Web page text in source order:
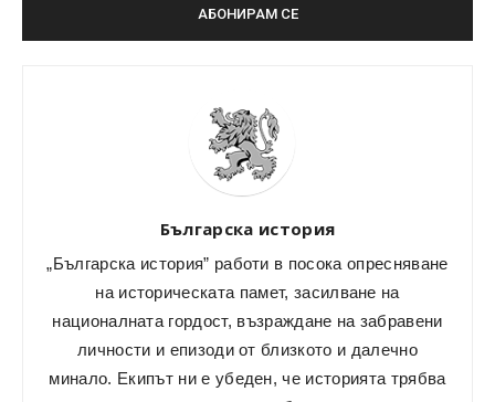
Българска история
„Българска история” работи в посока опресняване
на историческата памет, засилване на
националната гордост, възраждане на забравени
личности и епизоди от близкото и далечно
минало. Екипът ни е убеден, че историята трябва